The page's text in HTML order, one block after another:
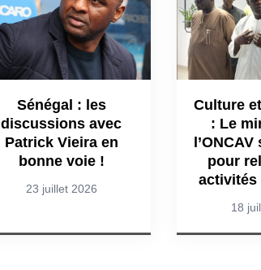
Sénégal : les
discussions avec
Patrick Vieira en
bonne voie !
23 juillet 2026
Culture
: Le
l’ONCAV
pour
activités
18